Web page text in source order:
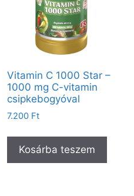
Vitamin C 1000 Star –
1000 mg C-vitamin
csipkebogyóval
7.200 Ft
Kosárba teszem